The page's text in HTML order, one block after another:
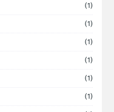
(1)
(1)
(1)
(1)
(1)
(1)